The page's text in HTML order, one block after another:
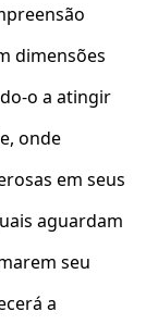
dimensões
o a atingir
onde
em seus
aguardam
seu
a